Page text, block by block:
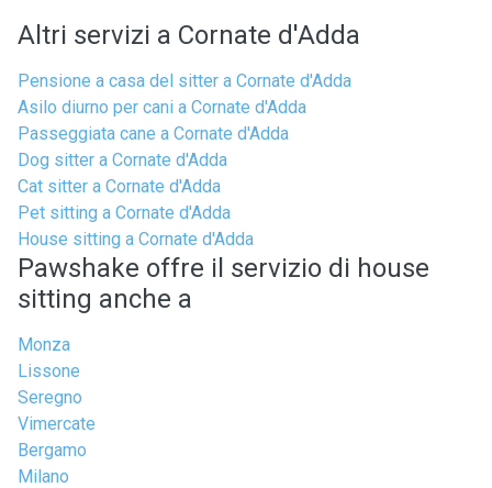
Altri servizi a Cornate d'Adda
Pensione a casa del sitter a Cornate d'Adda
Asilo diurno per cani a Cornate d'Adda
Passeggiata cane a Cornate d'Adda
Dog sitter a Cornate d'Adda
Cat sitter a Cornate d'Adda
Pet sitting a Cornate d'Adda
House sitting a Cornate d'Adda
Pawshake offre il servizio di house
sitting anche a
Monza
Lissone
Seregno
Vimercate
Bergamo
Milano